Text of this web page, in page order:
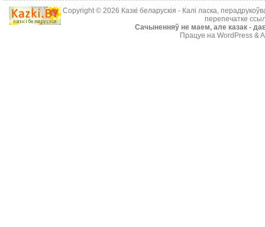
Copyright © 2026 Казкі беларускія - Калі ласка,
перепечатке
Cачыненняў не маем, але казак -
Працуе на WordPress &